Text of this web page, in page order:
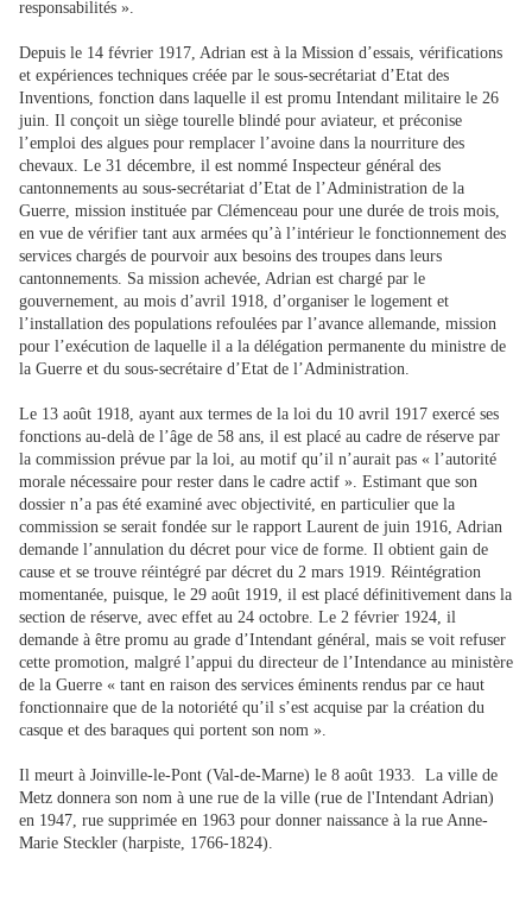
responsabilités ».
Depuis le 14 février 1917, Adrian est à la Mission d’essais, vérifications
et expériences techniques créée par le sous-secrétariat d’Etat des
Inventions, fonction dans laquelle il est promu Intendant militaire le 26
juin. Il conçoit un siège tourelle blindé pour aviateur, et préconise
l’emploi des algues pour remplacer l’avoine dans la nourriture des
chevaux. Le 31 décembre, il est nommé Inspecteur général des
cantonnements au sous-secrétariat d’Etat de l’Administration de la
Guerre, mission instituée par Clémenceau pour une durée de trois mois,
en vue de vérifier tant aux armées qu’à l’intérieur le fonctionnement des
services chargés de pourvoir aux besoins des troupes dans leurs
cantonnements. Sa mission achevée, Adrian est chargé par le
gouvernement, au mois d’avril 1918, d’organiser le logement et
l’installation des populations refoulées par l’avance allemande, mission
pour l’exécution de laquelle il a la délégation permanente du ministre de
la Guerre et du sous-secrétaire d’Etat de l’Administration.
Le 13 août 1918, ayant aux termes de la loi du 10 avril 1917 exercé ses
fonctions au-delà de l’âge de 58 ans, il est placé au cadre de réserve par
la commission prévue par la loi, au motif qu’il n’aurait pas « l’autorité
morale nécessaire pour rester dans le cadre actif ». Estimant que son
dossier n’a pas été examiné avec objectivité, en particulier que la
commission se serait fondée sur le rapport Laurent de juin 1916, Adrian
demande l’annulation du décret pour vice de forme. Il obtient gain de
cause et se trouve réintégré par décret du 2 mars 1919. Réintégration
momentanée, puisque, le 29 août 1919, il est placé définitivement dans la
section de réserve, avec effet au 24 octobre. Le 2 février 1924, il
demande à être promu au grade d’Intendant général, mais se voit refuser
cette promotion, malgré l’appui du directeur de l’Intendance au ministère
de la Guerre « tant en raison des services éminents rendus par ce haut
fonctionnaire que de la notoriété qu’il s’est acquise par la création du
casque et des baraques qui portent son nom ».
Il meurt à Joinville-le-Pont (Val-de-Marne) le 8 août 1933. La ville de
Metz donnera son nom à une rue de la ville (rue de l'Intendant Adrian)
en 1947, rue supprimée en 1963 pour donner naissance à la rue Anne-
Marie Steckler (harpiste, 1766-1824).